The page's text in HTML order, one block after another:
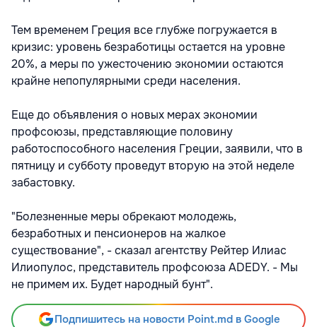
Тем временем Греция все глубже погружается в
кризис: уровень безработицы остается на уровне
20%, а меры по ужесточению экономии остаются
крайне непопулярными среди населения.
Еще до объявления о новых мерах экономии
профсоюзы, представляющие половину
работоспособного населения Греции, заявили, что в
пятницу и субботу проведут вторую на этой неделе
забастовку.
"Болезненные меры обрекают молодежь,
безработных и пенсионеров на жалкое
существование", - сказал агентству Рейтер Илиас
Илиопулос, представитель профсоюза ADEDY. - Мы
не примем их. Будет народный бунт".
Подпишитесь на новости Point.md в Google